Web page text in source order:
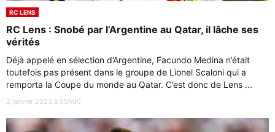
RC LENS
RC Lens : Snobé par l’Argentine au Qatar, il lâche ses
vérités
Déjà appelé en sélection d’Argentine, Facundo Medina n’était
toutefois pas présent dans le groupe de Lionel Scaloni qui a
remporta la Coupe du monde au Qatar. C’est donc de Lens ...
2 janvier 2023 à 05h00